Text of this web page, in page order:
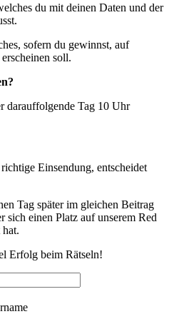
du mit deinen Daten und der
sofern du gewinnst, auf
soll.
darauffolgende Tag 10 Uhr
Einsendung, entscheidet
Tag später im gleichen Beitrag
sich einen Platz auf unserem Red
Erfolg beim Rätseln!